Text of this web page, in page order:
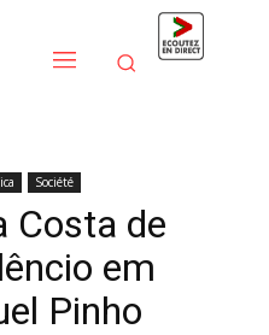
Société
Costa de
em
Pinho